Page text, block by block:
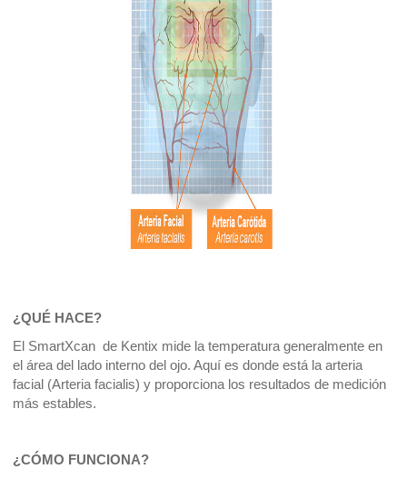
¿QUÉ HACE?
El SmartXcan  de Kentix mide la temperatura generalmente en
el área del lado interno del ojo. Aquí es donde está la arteria
facial (Arteria facialis) y proporciona los resultados de medición
más estables.
¿CÓMO FUNCIONA?